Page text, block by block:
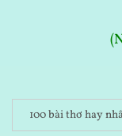
100 bài thơ hay